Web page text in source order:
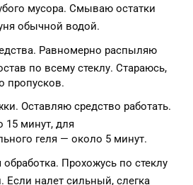
мусора. Смываю остатки
обычной водой.
Равномерно распыляю
по всему стеклу. Стараюсь,
пропусков.
Оставляю средство работать.
15 минут, для
геля — около 5 минут.
Прохожусь по стеклу
Если налет сильный, слегка